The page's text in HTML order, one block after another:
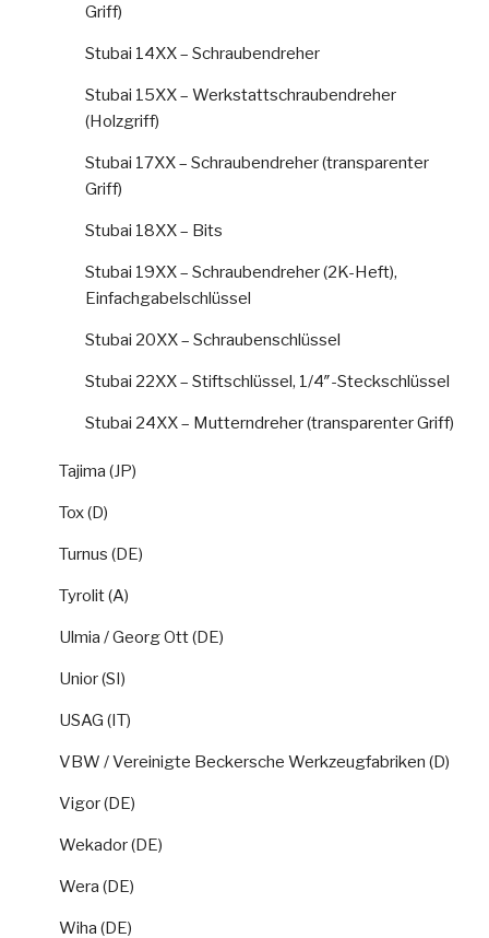
Griff)
Stubai 14XX – Schraubendreher
Stubai 15XX – Werkstattschraubendreher
(Holzgriff)
Stubai 17XX – Schraubendreher (transparenter
Griff)
Stubai 18XX – Bits
Stubai 19XX – Schraubendreher (2K-Heft),
Einfachgabelschlüssel
Stubai 20XX – Schraubenschlüssel
Stubai 22XX – Stiftschlüssel, 1/4″-Steckschlüssel
Stubai 24XX – Mutterndreher (transparenter Griff)
Tajima (JP)
Tox (D)
Turnus (DE)
Tyrolit (A)
Ulmia / Georg Ott (DE)
Unior (SI)
USAG (IT)
VBW / Vereinigte Beckersche Werkzeugfabriken (D)
Vigor (DE)
Wekador (DE)
Wera (DE)
Wiha (DE)